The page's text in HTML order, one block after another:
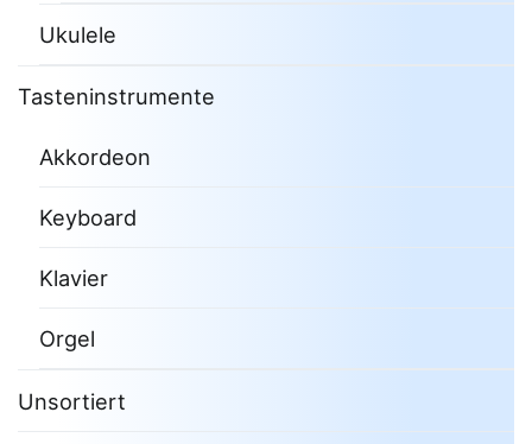
Ukulele
Tasteninstrumente
Akkordeon
Keyboard
Klavier
Orgel
Unsortiert